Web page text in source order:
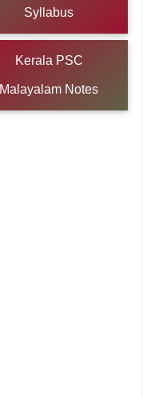
Syllabus
Kerala PSC
Malayalam Notes